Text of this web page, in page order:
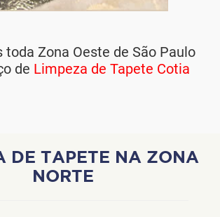
toda Zona Oeste de São Paulo
de Limpeza de Tapete Cotia
DE TAPETE NA ZONA
NORTE